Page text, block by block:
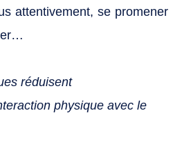
attentivement, se promener
réduisent
physique avec le